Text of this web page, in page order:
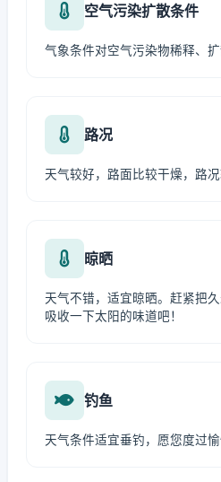
空气污染扩散条件
气象条件对空气污染物稀释、扩
路况
天气较好，路面比较干燥，路况
晾晒
天气不错，适宜晾晒。赶紧把
吸收一下太阳的味道吧！
钓鱼
天气条件适宜垂钓，愿您度过愉